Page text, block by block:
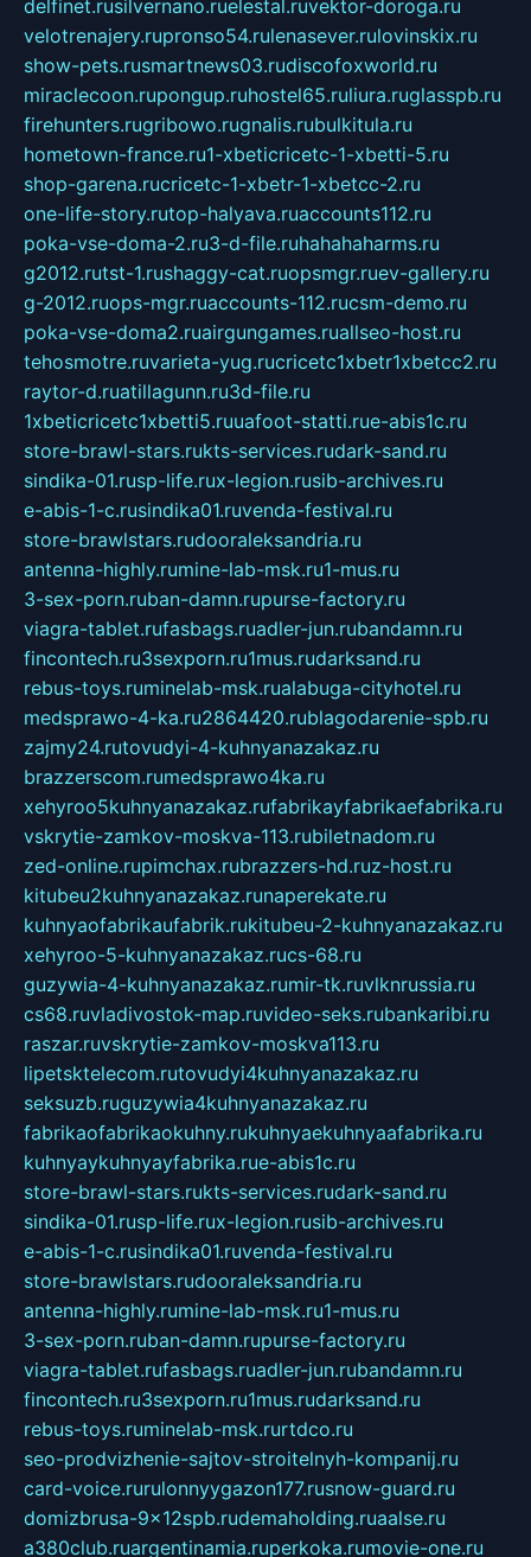
delfinet.rusilvernano.ruelestal.ruvektor-doroga.ru
velotrenajery.rupronso54.rulenasever.rulovinskix.ru
show-pets.rusmartnews03.rudiscofoxworld.ru
miraclecoon.rupongup.ruhostel65.ruliura.ruglasspb.ru
firehunters.rugribowo.rugnalis.rubulkitula.ru
hometown-france.ru1-xbeticricetc-1-xbetti-5.ru
shop-garena.rucricetc-1-xbetr-1-xbetcc-2.ru
one-life-story.rutop-halyava.ruaccounts112.ru
poka-vse-doma-2.ru3-d-file.ruhahahaharms.ru
g2012.rutst-1.rushaggy-cat.ruopsmgr.ruev-gallery.ru
g-2012.ruops-mgr.ruaccounts-112.rucsm-demo.ru
poka-vse-doma2.ruairgungames.ruallseo-host.ru
tehosmotre.ruvarieta-yug.rucricetc1xbetr1xbetcc2.ru
raytor-d.ruatillagunn.ru3d-file.ru
1xbeticricetc1xbetti5.ruuafoot-statti.rue-abis1c.ru
store-brawl-stars.rukts-services.rudark-sand.ru
sindika-01.rusp-life.rux-legion.rusib-archives.ru
e-abis-1-c.rusindika01.ruvenda-festival.ru
store-brawlstars.rudooraleksandria.ru
antenna-highly.rumine-lab-msk.ru1-mus.ru
3-sex-porn.ruban-damn.rupurse-factory.ru
viagra-tablet.rufasbags.ruadler-jun.rubandamn.ru
fincontech.ru3sexporn.ru1mus.rudarksand.ru
rebus-toys.ruminelab-msk.rualabuga-cityhotel.ru
medsprawo-4-ka.ru2864420.rublagodarenie-spb.ru
zajmy24.rutovudyi-4-kuhnyanazakaz.ru
brazzerscom.rumedsprawo4ka.ru
xehyroo5kuhnyanazakaz.rufabrikayfabrikaefabrika.ru
vskrytie-zamkov-moskva-113.rubiletnadom.ru
zed-online.rupimchax.rubrazzers-hd.ruz-host.ru
kitubeu2kuhnyanazakaz.runaperekate.ru
kuhnyaofabrikaufabrik.rukitubeu-2-kuhnyanazakaz.ru
xehyroo-5-kuhnyanazakaz.rucs-68.ru
guzywia-4-kuhnyanazakaz.rumir-tk.ruvlknrussia.ru
cs68.ruvladivostok-map.ruvideo-seks.rubankaribi.ru
raszar.ruvskrytie-zamkov-moskva113.ru
lipetsktelecom.rutovudyi4kuhnyanazakaz.ru
seksuzb.ruguzywia4kuhnyanazakaz.ru
fabrikaofabrikaokuhny.rukuhnyaekuhnyaafabrika.ru
kuhnyaykuhnyayfabrika.rue-abis1c.ru
store-brawl-stars.rukts-services.rudark-sand.ru
sindika-01.rusp-life.rux-legion.rusib-archives.ru
e-abis-1-c.rusindika01.ruvenda-festival.ru
store-brawlstars.rudooraleksandria.ru
antenna-highly.rumine-lab-msk.ru1-mus.ru
3-sex-porn.ruban-damn.rupurse-factory.ru
viagra-tablet.rufasbags.ruadler-jun.rubandamn.ru
fincontech.ru3sexporn.ru1mus.rudarksand.ru
rebus-toys.ruminelab-msk.rurtdco.ru
seo-prodvizhenie-sajtov-stroitelnyh-kompanij.ru
card-voice.rurulonnyygazon177.rusnow-guard.ru
domizbrusa-9x12spb.rudemaholding.ruaalse.ru
a380club.ruargentinamia.ruperkoka.rumovie-one.ru